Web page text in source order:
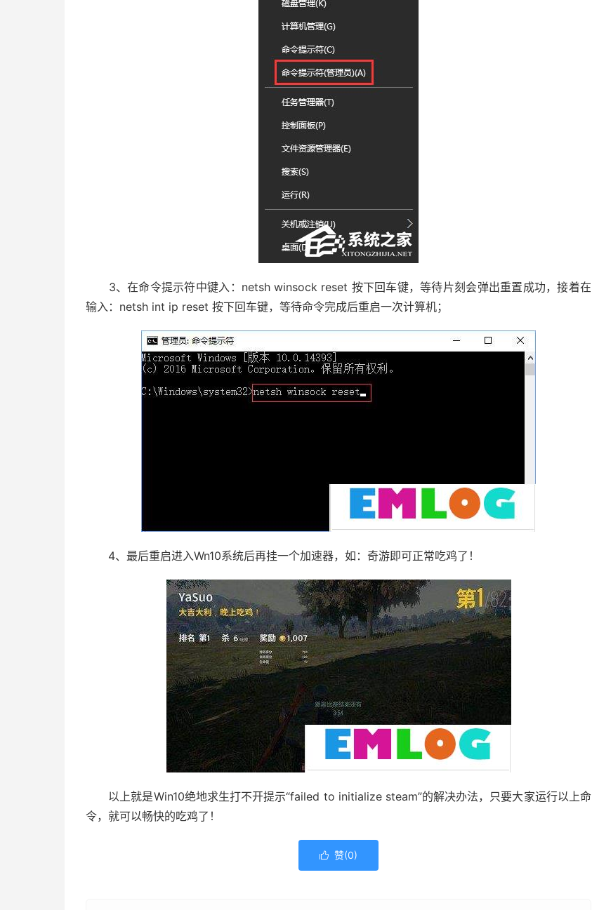
3、在命令提示符中键入：netsh winsock reset 按下回车键，等待片刻会弹出重置成功，接着在
输入：netsh int ip reset 按下回车键，等待命令完成后重启一次计算机；
4、最后重启进入Wn10系统后再挂一个加速器，如：奇游即可正常吃鸡了！
以上就是Win10绝地求生打不开提示“failed to initialize steam”的解决办法，只要大家运行以上命
令，就可以畅快的吃鸡了！
 赞(0)